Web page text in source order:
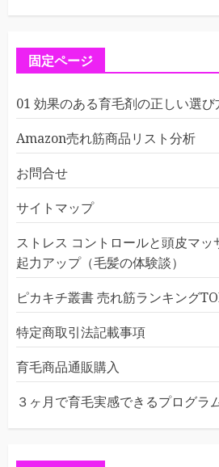
固定ページ
01 効果のある育毛剤の正しい選び
Amazon売れ筋商品リスト分析
お問合せ
サイトマップ
ストレス コントロールと頭皮マ
起力アップ（毛髪の体験談）
ピカキチ叢書 売れ筋ランキング
特定商取引法記載事項
育毛商品通販購入
３ヶ月で育毛実感できるプログラ